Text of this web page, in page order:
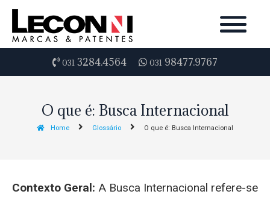
031 3284.4564 031 98477.9767
O que é: Busca Internacional
Home Glossário O que é: Busca Internacional
Contexto Geral: A Busca Internacional refere-se